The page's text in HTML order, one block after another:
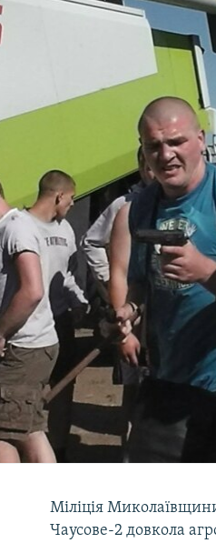
Міліція
Чаусове-2 довкола